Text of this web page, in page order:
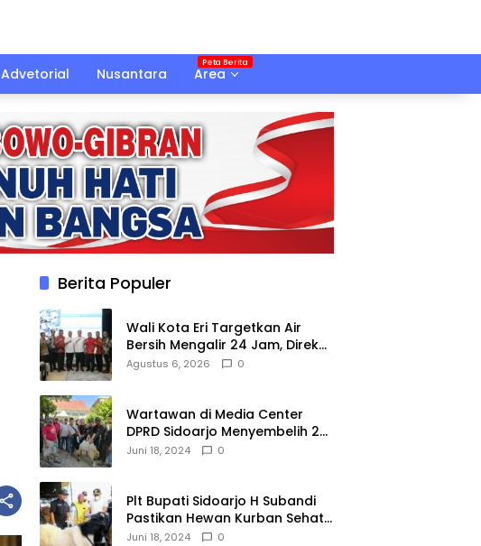
Advetorial Nusantara Area
Berita Populer
Wali Kota Eri Targetkan Air
Bersih Mengalir 24 Jam, Direksi
PAM Surya Sembada Diminta
Agustus 6, 2026 0
Wartawan di Media Center
DPRD Sidoarjo Menyembelih 2
Ekor Kambing
Juni 18, 2024 0
Plt Bupati Sidoarjo H Subandi
Pastikan Hewan Kurban Sehat
dan Aman
Juni 18, 2024 0